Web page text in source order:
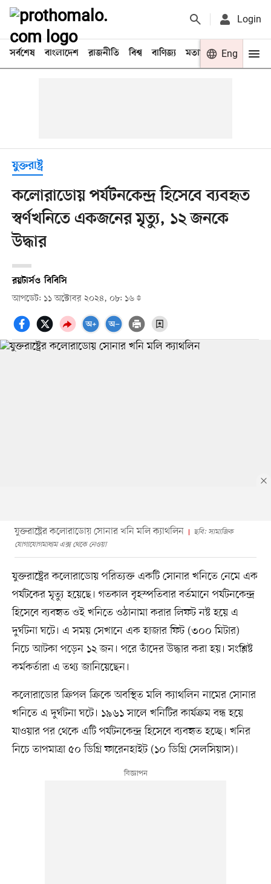
Login
সর্বশেষ বাংলাদেশ রাজনীতি বিশ্ব বাণিজ্য মতামত খেলা
Eng
যুক্তরাষ্ট্র
কলোরাডোয় পর্যটনকেন্দ্র হিসেবে ব্যবহৃত
স্বর্ণখনিতে একজনের মৃত্যু, ১২ জনকে
উদ্ধার
রয়টার্সও বিবিসি
আপডেট: ১১ অক্টোবর ২০২৪, ০৮: ১৬
যুক্তরাষ্ট্রের কলোরাডোয় সোনার খনি মলি ক্যাথলিন
ছবি: সামাজিক
যোগাযোগমাধ্যম এক্স থেকে নেওয়া
যুক্তরাষ্ট্রের কলোরাডোয় পরিত্যক্ত একটি সোনার খনিতে নেমে এক
পর্যটকের মৃত্যু হয়েছে। গতকাল বৃহস্পতিবার বর্তমানে পর্যটনকেন্দ্র
হিসেবে ব্যবহৃত ওই খনিতে ওঠানামা করার লিফট নষ্ট হয়ে এ
দুর্ঘটনা ঘটে। এ সময় সেখানে এক হাজার ফিট (৩০০ মিটার)
নিচে আটকা পড়েন ১২ জন। পরে তাঁদের উদ্ধার করা হয়। সংশ্লিষ্ট
কর্মকর্তারা এ তথ্য জানিয়েছেন।
কলোরাডোর ক্রিপল ক্রিকে অবস্থিত মলি ক্যাথলিন নামের সোনার
খনিতে এ দুর্ঘটনা ঘটে। ১৯৬১ সালে খনিটির কার্যক্রম বন্ধ হয়ে
যাওয়ার পর থেকে এটি পর্যটনকেন্দ্র হিসেবে ব্যবহৃত হচ্ছে। খনির
নিচে তাপমাত্রা ৫০ ডিগ্রি ফারেনহাইট (১০ ডিগ্রি সেলসিয়াস)।